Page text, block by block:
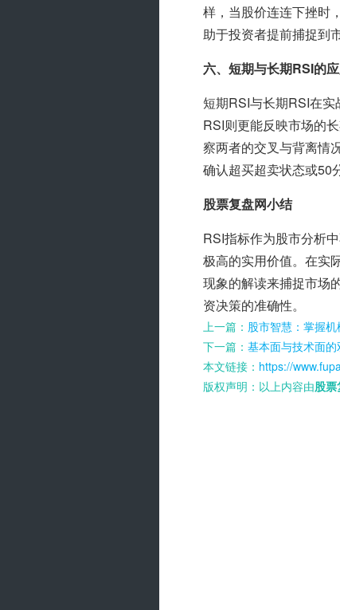
样，当股价连连下挫时
助于投资者提前捕捉到
六、短期与长期RSI的
短期RSI与长期RSI在
RSI则更能反映市场的
察两者的交叉与背离情
确认超买超卖状态或50
股票复盘网小结
RSI指标作为股市分析
极高的实用价值。在实
现象的解读来捕捉市场
资决策的准确性。
上一篇： 股市智慧：掌握
下一篇： 基本面与技术面
本文链接： https://
版权声明：以上内容由股票